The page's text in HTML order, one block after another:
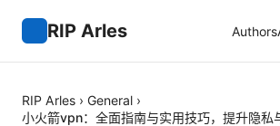
RIP Arles Authors
RIP Arles › General ›
小火箭vpn：全面指南与实用技巧，提升隐私